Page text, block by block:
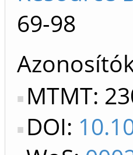
69-98
MTMT:
DOI: